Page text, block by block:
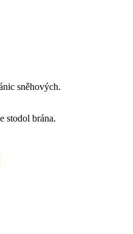
sněhových.
stodol brána.